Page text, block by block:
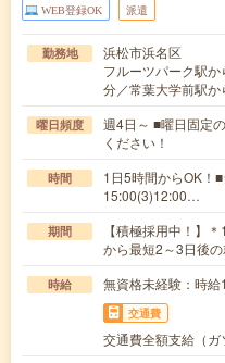
WEB登録OK 派遣
勤務地
浜松市浜名区
フルーツパーク駅
分／常葉大学前駅
曜日頻度
週4日～ ■曜日固定
ください！
時間
1日5時間からOK！
15:00(3)12:00…
期間
【積極採用中！】
から最短2～3日後
時給 無資格未経験：時
交通費
交通費全額支給（ガ